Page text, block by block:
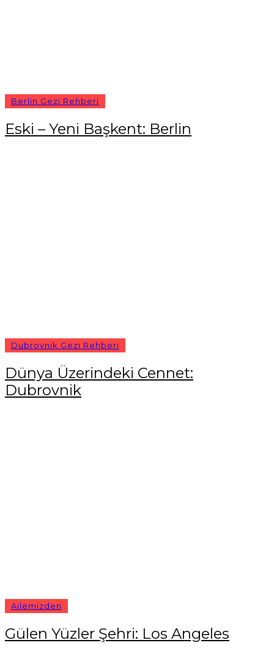
Berlin Gezi Rehberi
Eski – Yeni Başkent: Berlin
Dubrovnik Gezi Rehberi
Dünya Üzerindeki Cennet:
Dubrovnik
Ailemizden
Gülen Yüzler Şehri: Los Angeles